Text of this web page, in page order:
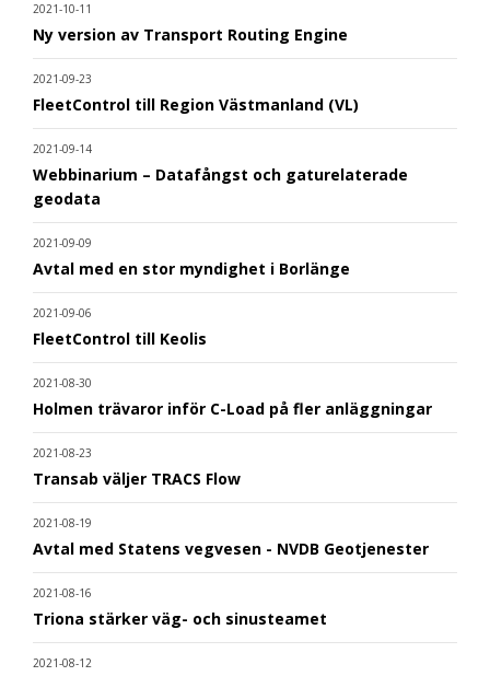
2021-10-11
Ny version av Transport Routing Engine
2021-09-23
FleetControl till Region Västmanland (VL)
2021-09-14
Webbinarium – Datafångst och gaturelaterade
geodata
2021-09-09
Avtal med en stor myndighet i Borlänge
2021-09-06
FleetControl till Keolis
2021-08-30
Holmen trävaror inför C-Load på fler anläggningar
2021-08-23
Transab väljer TRACS Flow
2021-08-19
Avtal med Statens vegvesen - NVDB Geotjenester
2021-08-16
Triona stärker väg- och sinusteamet
2021-08-12